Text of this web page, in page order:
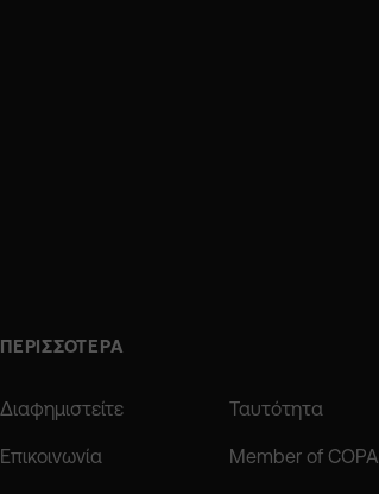
ΠΕΡΙΣΣΟΤΕΡΑ
Διαφημιστείτε Ταυτότητα
Επικοινωνία Member of COPA